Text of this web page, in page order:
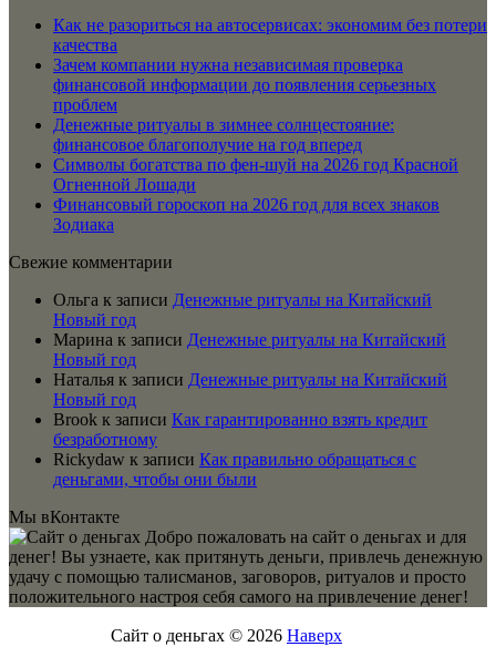
Как не разориться на автосервисах: экономим без потери
качества
Зачем компании нужна независимая проверка
финансовой информации до появления серьезных
проблем
Денежные ритуалы в зимнее солнцестояние:
финансовое благополучие на год вперед
Символы богатства по фен-шуй на 2026 год Красной
Огненной Лошади
Финансовый гороскоп на 2026 год для всех знаков
Зодиака
Свежие комментарии
Ольга к записи Денежные ритуалы на Китайский
Новый год
Марина к записи Денежные ритуалы на Китайский
Новый год
Наталья к записи Денежные ритуалы на Китайский
Новый год
Brook к записи Как гарантированно взять кредит
безработному
Rickydaw к записи Как правильно обращаться с
деньгами, чтобы они были
Мы вКонтакте
Добро пожаловать на сайт о деньгах и для
денег! Вы узнаете, как притянуть деньги, привлечь денежную
удачу с помощью талисманов, заговоров, ритуалов и просто
положительного настроя себя самого на привлечение денег!
Сайт о деньгах © 2026 Наверх